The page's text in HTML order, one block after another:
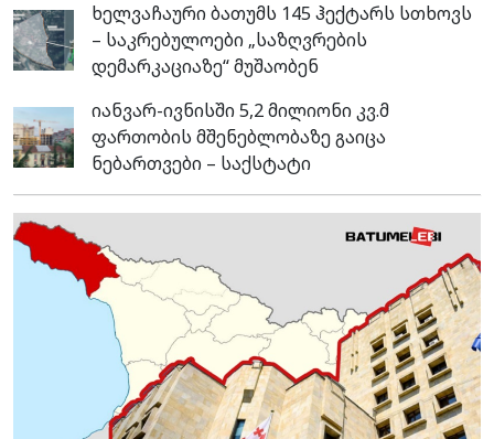
ხელვაჩაური ბათუმს 145 ჰექტარს სთხოვს
– საკრებულოები „საზღვრების
დემარკაციაზე“ მუშაობენ
იანვარ-ივნისში 5,2 მილიონი კვ.მ
ფართობის მშენებლობაზე გაიცა
ნებართვები – საქსტატი